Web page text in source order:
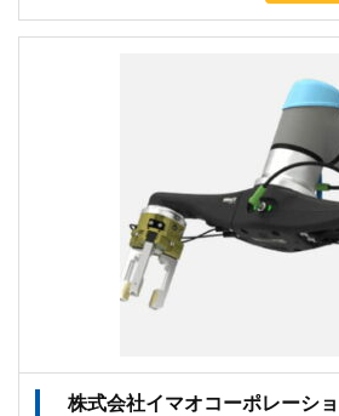
株式会社イマオコーポレーシ